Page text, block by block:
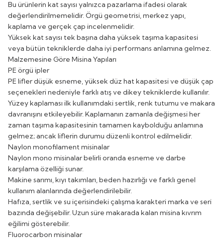
Bu ürünlerin kat sayısı yalnızca pazarlama ifadesi olarak
değerlendirilmemelidir. Örgü geometrisi, merkez yapı,
kaplama ve gerçek çap incelenmelidir.
Yüksek kat sayısı tek başına daha yüksek taşıma kapasitesi
veya bütün tekniklerde daha iyi performans anlamına gelmez.
Malzemesine Göre Misina Yapıları
PE örgü ipler
PE lifler düşük esneme, yüksek düz hat kapasitesi ve düşük çap
seçenekleri nedeniyle farklı atış ve dikey tekniklerde kullanılır.
Yüzey kaplaması ilk kullanımdaki sertlik, renk tutumu ve makara
davranışını etkileyebilir. Kaplamanın zamanla değişmesi her
zaman taşıma kapasitesinin tamamen kaybolduğu anlamına
gelmez; ancak liflerin durumu düzenli kontrol edilmelidir.
Naylon monofilament misinalar
Naylon mono misinalar belirli oranda esneme ve darbe
karşılama özelliği sunar.
Makine sarımı, kıyı takımları, beden hazırlığı ve farklı genel
kullanım alanlarında değerlendirilebilir.
Hafıza, sertlik ve su içerisindeki çalışma karakteri marka ve seri
bazında değişebilir. Uzun süre makarada kalan misina kıvrım
eğilimi gösterebilir.
Fluorocarbon misinalar